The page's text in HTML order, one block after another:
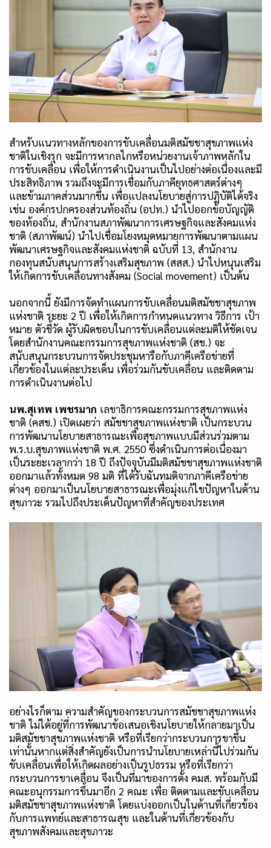
สำหรับแนวทางหลักของการขับเคลื่อนมติสมัชชาสุขภาพแห่ง
ชาติในเชิงรุก จะมีการหากลไกหรือหน่วยงานเจ้าภาพหลักใน
การขับเคลื่อน เพื่อให้การดำเนินงานเป็นไปอย่างต่อเนื่องและมี
ประสิทธิภาพ รวมถึงจะมีการเชื่อมกับภาคียุทธศาสตร์ต่างๆ
และข้ามภาคส่วนมากขึ้น เพื่อแปลงนโยบายสู่การปฏิบัติได้จริง
เช่น องค์กรปกครองส่วนท้องถิ่น (อปท.) นำไปออกข้อบัญญัติ
ของท้องถิ่น, สำนักงานสภาพัฒนาการเศรษฐกิจและสังคมแห่ง
ชาติ (สภาพัฒน์) นำไปเชื่อมโยงหมุดหมายการพัฒนาตามแผน
พัฒนาเศรษฐกิจและสังคมแห่งชาติ ฉบับที่ 13, สำนักงาน
กองทุนสนับสนุนการสร้างเสริมสุขภาพ (สสส.) นำไปหนุนเสริม
ให้เกิดการขับเคลื่อนทางสังคม (Social movement) เป็นต้น
นอกจากนี้ ยังมีการจัดทำแผนการขับเคลื่อนมติสมัชชาสุขภาพ
แห่งชาติ ระยะ 2 ปี เพื่อให้เกิดการกำหนดแนวทาง วิธีการ เป้า
หมาย ตัวชี้วัด ผู้รับผิดชอบในการขับเคลื่อนแต่ละมติให้ชัดเจน
โดยสำนักงานคณะกรรมการสุขภาพแห่งชาติ (สช.) จะ
สนับสนุนกระบวนการจัดประชุมหารือกับภาคีเครือข่ายที่
เกี่ยวข้องในแต่ละประเด็น เพื่อร่วมกันขับเคลื่อน และติดตาม
การดำเนินงานต่อไป
นพ.สุเทพ เพชรมาก เลขาธิการคณะกรรมการสุขภาพแห่ง
ชาติ (คสช.) เปิดเผยว่า สมัชชาสุขภาพแห่งชาติ เป็นกระบวน
การพัฒนานโยบายสาธารณะเพื่อสุขภาพแบบมีส่วนร่วมตาม
พ.ร.บ.สุขภาพแห่งชาติ พ.ศ. 2550ซึ่งดำเนินการต่อเนื่องมา
เป็นระยะเวลากว่า 18ปี ถึงปัจจุบันมีมติสมัชชาสุขภาพแห่งชาติ
ออกมาแล้วทั้งหมด 98 มติ ที่ได้รับฉันทมติจากภาคีเครือข่าย
ต่างๆ ออกมาเป็นนโยบายสาธารณะเพื่อมุ่งแก้ไขปัญหาในด้าน
สุขภาวะ รวมไปถึงประเด็นปัญหาที่สำคัญของประเทศ
อย่างไรก็ตาม ความสำคัญของกระบวนการสมัชชาสุขภาพแห่ง
ชาติ ไม่ได้อยู่ที่การพัฒนาข้อเสนอเชิงนโยบายให้กลายมาเป็น
มติสมัชชาสุขภาพแห่งชาติ หรือที่เรียกว่ากระบวนการขาขึ้น
เท่านั้นหากแต่สิ่งสำคัญยังเป็นการนำนโยบายเหล่านี้ไปร่วมกัน
ขับเคลื่อนเพื่อให้เกิดผลอย่างเป็นรูปธรรม หรือที่เรียกว่า
กระบวนการขาเคลื่อน จึงเป็นที่มาของการตั้ง คมส. พร้อมกับมี
คณะอนุกรรมการขึ้นมาอีก 2 คณะ เพื่อ ติดตามและขับเคลื่อน
มติสมัชชาสุขภาพแห่งชาติ โดยแบ่งออกเป็นในด้านที่เกี่ยวข้อง
กับการแพทย์และสาธารณสุข และในด้านที่เกี่ยวข้องกับ
สุขภาพสังคมและสุขภาวะ